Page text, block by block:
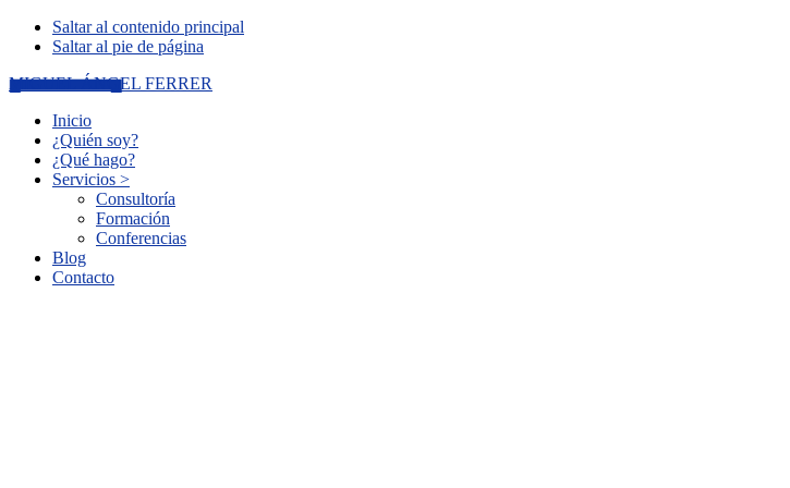
Saltar al contenido principal
Saltar al pie de página
MIGUEL ÁNGEL FERRER
Inicio
¿Quién soy?
¿Qué hago?
Servicios >
Consultoría
Formación
Conferencias
Blog
Contacto